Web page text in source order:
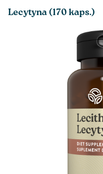
Lecytyna (170 kaps.)